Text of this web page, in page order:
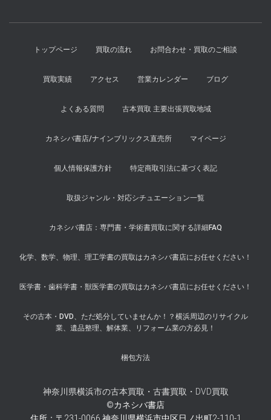
トップページ 買取の流れ お問合わせ・買取のご相談
買取実績 アクセス 営業カレンダー ブログ
よくある質問 古本買取 主要出張買取地域
カネシバ書店/ナインブリックス直売所 マイページ
個人情報保護方針 特定商取引法に基づく表記
取扱ジャンル・対応シチュエーション一覧
カネシバ書店：専門書・学術書買取に関する詳細FAQ
化学、数学、物理、理工学書の買取はカネシバ書店にお任せください！
医学書・歯科学書・獣医学書の買取はカネシバ書店にお任せください！
その古本・DVD、ただ処分していませんか！？横浜周辺のリサイクル
業、遺品整理、解体業、リフォーム業の方必見！
梱包方法
神奈川県横浜市の古本買取・古書買取・DVD買取
©カネシバ書店